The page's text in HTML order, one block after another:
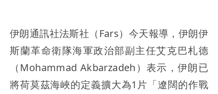
伊朗通訊社法斯社（Fars）今天報導，伊朗伊
斯蘭革命衛隊海軍政治部副主任艾克巴札德
（Mohammad Akbarzadeh）表示，伊朗已
將荷莫茲海峽的定義擴大為1片「遼闊的作戰